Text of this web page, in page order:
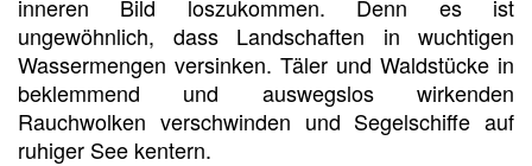
inneren Bild loszukommen. Denn es ist
ungewöhnlich, dass Landschaften in wuchtigen
Wassermengen versinken. Täler und Waldstücke in
beklemmend und auswegslos wirkenden
Rauchwolken verschwinden und Segelschiffe auf
ruhiger See kentern.